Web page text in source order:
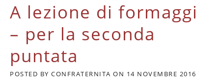
N
I
P
A lezione di formaggi
– per la seconda
puntata
POSTED BY CONFRATERNITA ON 14 NOVEMBRE 2016